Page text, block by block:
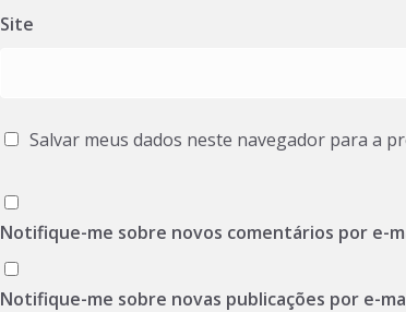
Site
Salvar meus dados neste navegador para a
Notifique-me sobre novos comentários por e-
Notifique-me sobre novas publicações por e-